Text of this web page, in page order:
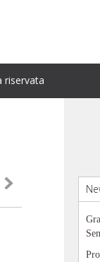
riservata
